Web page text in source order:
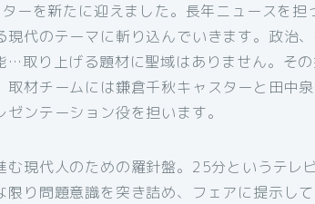
ーを新たに迎えました。長年ニュースを担
代のテーマに斬り込んでいきます。政治、
…取り上げる題材に聖域はありません。そ
材チームには鎌倉千秋キャスターと田中
ンテーション役を担います。
現代人のための羅針盤。25分というテレ
り問題意識を突き詰め、フェアに提示し